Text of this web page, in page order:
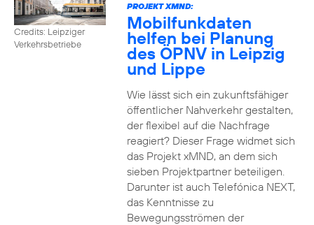
Credits: Leipziger
Verkehrsbetriebe
PROJEKT XMND:
Mobilfunkdaten
helfen bei Planung
des ÖPNV in Leipzig
und Lippe
Wie lässt sich ein zukunftsfähiger
öffentlicher Nahverkehr gestalten,
der flexibel auf die Nachfrage
reagiert? Dieser Frage widmet sich
das Projekt xMND, an dem sich
sieben Projektpartner beteiligen.
Darunter ist auch Telefónica NEXT,
das Kenntnisse zu
Bewegungsströmen der